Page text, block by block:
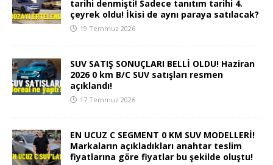
tarihi denmişti! Sadece tanıtım tarihi 4.
çeyrek oldu! İkisi de aynı paraya satılacak?
19 Temmuz 2026
SUV SATIŞ SONUÇLARI BELLİ OLDU! Haziran
2026 0 km B/C SUV satışları resmen
açıklandı!
17 Temmuz 2026
EN UCUZ C SEGMENT 0 KM SUV MODELLERİ!
Markaların açıkladıkları anahtar teslim
fiyatlarına göre fiyatlar bu şekilde oluştu!